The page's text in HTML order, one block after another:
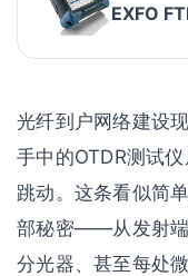
EXFO
光纤到户网络建设
手中的OTDR测试
跳动。这条看似简
部秘密——从发射端
分光器、甚至每处